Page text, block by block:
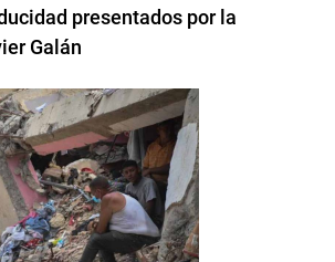
presentados por la
Galán